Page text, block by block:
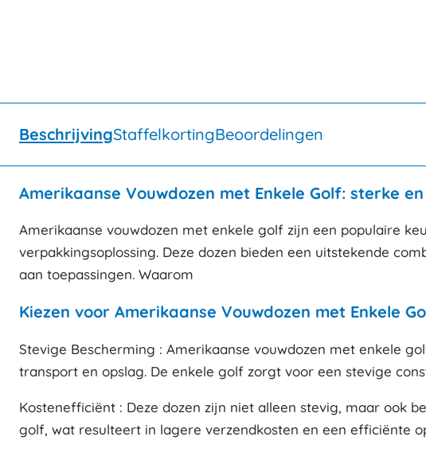
BeschrijvingStaffelkortingBeoordelingen
Amerikaanse Vouwdozen met Enkele Golf: sterke
Amerikaanse vouwdozen met enkele golf zijn een populaire
verpakkingsoplossing. Deze dozen bieden een uitstekende
aan toepassingen. Waarom
Kiezen voor Amerikaanse Vouwdozen met Enkele
Stevige Bescherming : Amerikaanse vouwdozen met enkele
transport en opslag. De enkele golf zorgt voor een stevige
Kostenefficiënt : Deze dozen zijn niet alleen stevig, maar ook
golf, wat resulteert in lagere verzendkosten en een efficiënte